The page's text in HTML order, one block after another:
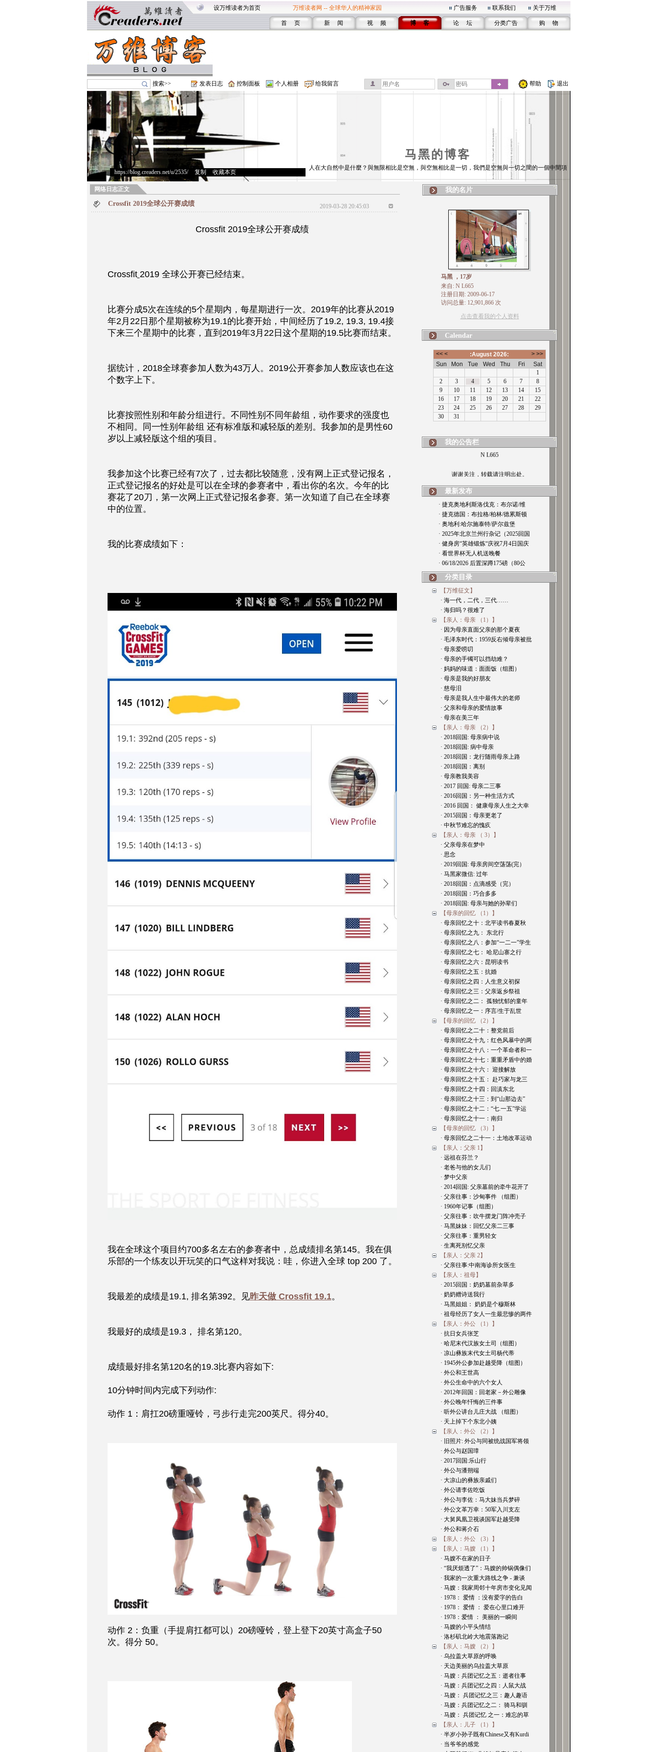
设万维读者为首页 万维读者网 -- 全球华人的精神家园 广告服务 联系我们 关于万维
首 页 新 闻 视 频 博 客 论 坛 分类广告 购 物
搜索>> 发表日志 控制面板 个人相册 给我留言 帮助 退出
马黑的博客
https://blog.creaders.net/u/2535/> 复制 收藏本页
人在大自然中是什麼？與無限相比是空無，與空無相比是一切，我們是空無與一切之間的一個中間項
网络日志正文
Crossfit 2019全球公开赛成绩 2019-03-28 20:45:03
Crossfit 2019全球公开赛成绩
Crossfit 2019 全球公开赛已经结束。
比赛分成5次在连续的5个星期内，每星期进行一次。2019年的比赛从2019
年2月22日那个星期被称为19.1的比赛开始，中间经历了19.2, 19.3, 19.4接
下来三个星期中的比赛，直到2019年3月22日这个星期的19.5比赛而结束。
据统计，2018全球赛参加人数为43万人。2019公开赛参加人数应该也在这
个数字上下。
比赛按照性别和年龄分组进行。不同性别不同年龄组，动作要求的强度也
不相同。同一性别年龄组 还有标准版和减轻版的差别。我参加的是男性60
岁以上减轻版这个组的项目。
我参加这个比赛已经有7次了，过去都比较随意，没有网上正式登记报名，
正式登记报名的好处是可以在全球的参赛者中，看出你的名次。今年的比
赛花了20刀，第一次网上正式登记报名参赛。第一次知道了自己在全球赛
中的位置。
我的比赛成绩如下：
我在全球这个项目约700多名左右的参赛者中，总成绩排名第145。我在俱
乐部的一个练友以开玩笑的口气这样对我说：哇，你进入全球 top 200 了。
我最差的成绩是19.1, 排名第392。见昨天做 Crossfit 19.1。
我最好的成绩是19.3， 排名第120。
成绩最好排名第120名的19.3比赛内容如下:
10分钟时间内完成下列动作:
动作 1：肩扛20磅重哑铃，弓步行走完200英尺。得分40。
动作 2：负重（手提肩扛都可以）20磅哑铃，登上登下20英寸高盒子50
次。得分 50。
我的名片
马黑 ，17岁
来自: N L665
注册日期: 2009-06-17
访问总量: 12,901,866 次
点击查看我的个人资料
Calendar
我的公告栏
N L665
最新发布
· 捷克奥地利斯洛伐克：布尔诺/维
· 捷克德国：布拉格/柏林/德累斯顿
· 奥地利:哈尔施泰特/萨尔兹堡
· 2025年北京兰州行杂记（2025回国
· 健身房“英雄锻炼“庆祝7月4日国庆
· 看世界杯无人机送晚餐
· 06/18/2026 后置深蹲175磅（80公
分类目录
【万维征文】
· 海一代，二代，三代……
· 海归吗？很难了
【亲人：母亲 （1）】
· 因为母亲直面父亲的那个夏夜
· 毛泽东时代：1959反右倾母亲被批
· 母亲爱唠叨
· 母亲的手镯可以挡劫难？
· 妈妈的味道：面面饭（组图）
· 母亲是我的好朋友
· 慈母泪
· 母亲是我人生中最伟大的老师
· 父亲和母亲的爱情故事
· 母亲在美三年
【亲人：母亲 （2）】
· 2018回国: 母亲病中说
· 2018回国: 病中母亲
· 2018回国：龙行随雨母亲上路
· 2018回国：离别
· 母亲教我美容
· 2017 回国: 母亲二三事
· 2016回国：另一种生活方式
· 2016 回国： 健康母亲人生之大幸
· 2015回国：母亲更老了
· 中秋节难忘的愧疚
【亲人：母亲 （ 3）】
· 父亲母亲在梦中
· 思念
· 2019回国: 母亲房间空荡荡(完）
· 马黑家微信: 过年
· 2018回国：点滴感受（完）
· 2018回国：巧合多多
· 2018回国: 母亲与她的孙辈们
【母亲的回忆 （1）】
· 母亲回忆之十：北平读书春夏秋
· 母亲回忆之九： 东北行
· 母亲回忆之八：参加“一二一”学生
· 母亲回忆之七： 哈尼山寨之行
· 母亲回忆之六：昆明读书
· 母亲回忆之五：抗婚
· 母亲回忆之四：人生意义初探
· 母亲回忆之三：父亲返乡祭祖
· 母亲回忆之二： 孤独忧郁的童年
· 母亲回忆之一：序言/生于乱世
【母亲的回忆 （2）】
· 母亲回忆之二十：整党前后
· 母亲回忆之十九：红色风暴中的两
· 母亲回忆之十八：一个革命者和一
· 母亲回忆之十七：重重矛盾中的婚
· 母亲回忆之十六： 迎接解放
· 母亲回忆之十五： 赴巧家与龙三
· 母亲回忆之十四：回滇东北
· 母亲回忆之十三：到“山那边去”
· 母亲回忆之十二：“七.一五”学运
· 母亲回忆之十一：南归
【母亲的回忆 （3）】
· 母亲回忆之二十一：土地改革运动
【亲人：父亲 1】
· 远祖在芬兰？
· 老爸与他的女儿们
· 梦中父亲
· 2014回国: 父亲墓前的牵牛花开了
· 父亲往事：沙甸事件 （组图）
· 1960年记事（组图）
· 父亲往事：吹牛摆龙门阵冲壳子
· 马黑妹妹：回忆父亲二三事
· 父亲往事：重男轻女
· 生离死别忆父亲
【亲人：父亲 2】
· 父亲往事:中南海诊所女医生
【亲人：祖母】
· 2015回国：奶奶墓前杂草多
· 奶奶赠诗送我行
· 马黑姐姐： 奶奶是个穆斯林
· 祖母经历了女人一生最悲惨的两件
【亲人：外公 （1）】
· 抗日女兵张芝
· 哈尼末代汉族女土司（组图）
· 凉山彝族末代女土司杨代蒂
· 1945外公参加赴越受降（组图）
· 外公和王世高
· 外公生命中的六个女人
· 2012年回国：回老家－外公雕像
· 外公晚年忏悔的三件事
· 听外公讲台儿庄大战 （组图）
· 天上掉下个东北小姨
【亲人：外公 （2）】
· 旧照片: 外公与同被统战国军将领
· 外公与赵国璋
· 2017回国:乐山行
· 外公与潘朔端
· 大凉山的彝族亲戚们
· 外公请李佐吃饭
· 外公与李佐：马大妹当兵梦碎
· 外公文革万幸：50军入川支左
· 大舅凤凰卫视谈国军赴越受降
· 外公和蒋介石
【亲人：外公 （3）】
【亲人：马嫂 （1）】
· 马嫂不在家的日子
· “我厌烦透了”：马嫂的帅锅偶像们
· 我家的一次重大路线之争 - 兼谈
· 马嫂：我家周邻十年房市变化见闻
· 1978： 爱情 ：没有爱字的告白
· 1978： 爱情 ： 爱在心里口难开
· 1978：爱情 ： 美丽的一瞬间
· 马嫂的小平头情结
· 洛杉矶北岭大地震落跑记
【亲人：马嫂 （2）】
· 乌拉盖大草原的呼唤
· 天边美丽的乌拉盖大草原
· 马嫂：兵团记忆之五：逝者往事
· 马嫂：兵团记忆之四：人鼠大战
· 马嫂： 兵团记忆之三：趣人趣语
· 马嫂：兵团记忆之二： 骑马和驯
· 马嫂： 兵团记忆 之一：难忘的草
【亲人：儿子 （1）】
· 半岁小孙子既有Chinese又有Kurdi
· 当爷爷的感觉